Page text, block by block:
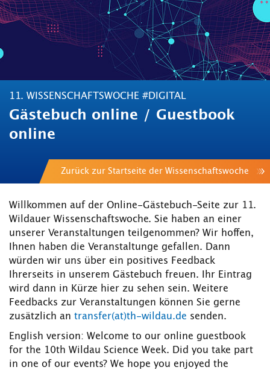
BESCHÄFTIGTE
Blogs Kontakt und Anfahrt Webmail Moodle
TH Online-Portal Personensuche English
11. WISSENSCHAFTSWOCHE #DIGITAL
Gästebuch online / Guestbook
online
Zurück zur Startseite der Wissenschaftswoche
Willkommen auf der Online-Gästebuch-Seite zur 11.
Wildauer Wissenschaftswoche. Sie haben an einer
unserer Veranstaltungen teilgenommen? Wir hoffen,
Ihnen haben die Veranstaltunge gefallen. Dann
würden wir uns über ein positives Feedback
Ihrerseits in unserem Gästebuch freuen. Ihr Eintrag
wird dann in Kürze hier zu sehen sein. Weitere
Feedbacks zur Veranstaltungen können Sie gerne
zusätzlich an transfer(at)th-wildau.de senden.
English version: Welcome to our online guestbook
for the 10th Wildau Science Week. Did you take part
in one of our events? We hope you enjoyed the